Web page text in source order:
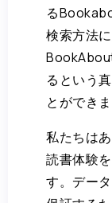
る
検索方法
るという
とができま
私たちは
読書体験
す。デー